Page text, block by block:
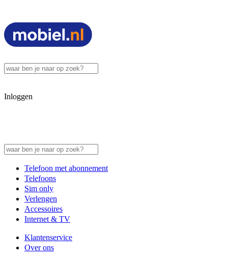
Inloggen
Telefoon met abonnement
Telefoons
Sim only
Verlengen
Accessoires
Internet & TV
Klantenservice
Over ons